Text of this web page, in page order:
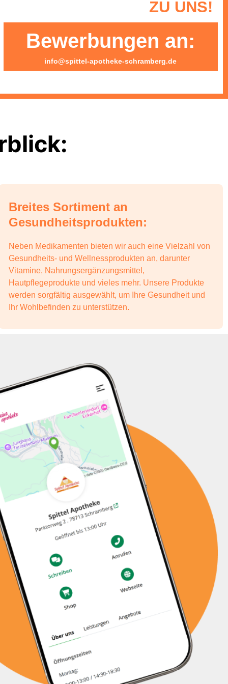
ZU UNS!
Bewerbungen an:
info@spittel-apotheke-schramberg.de
Breites Sortiment an
Gesundheitsprodukten:
Neben Medikamenten bieten wir auch eine Vielzahl von
Gesundheits- und Wellnessprodukten an, darunter
Vitamine, Nahrungsergänzungsmittel,
Hautpflegeprodukte und vieles mehr. Unsere Produkte
werden sorgfältig ausgewählt, um Ihre Gesundheit und
Ihr Wohlbefinden zu unterstützen.